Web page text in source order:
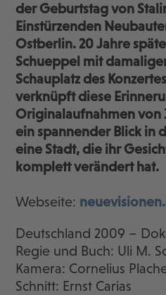
der Geburtstag von
Einstürzenden
Ostberlin. 20 Jahre
Schueppel mit
Schauplatz des
verknüpft diese
Originalaufnahmen von
ein spannender Blick in
eine Stadt, die ihr
komplett verändert hat.
Webseite:
Deutschland 2009 –
Regie und Buch: Uli M.
Kamera: Cornelius
Schnitt: Ernst Carias